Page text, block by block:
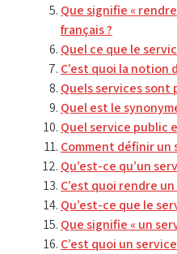
Que signifie «
français ?
Quel ce que le
C’est quoi la notion
Quels services sont
Quel est le
Quel service public
Comment définir un
Qu’est-ce qu’un
C’est quoi rendre
Qu’est-ce que le
Que signifie « un
C’est quoi un